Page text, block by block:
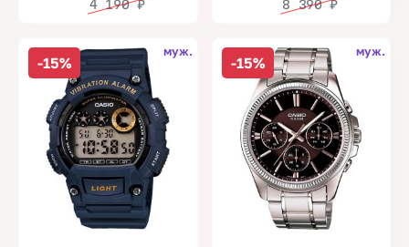
4 190₽ 8 390₽
-15%
муж.
-15%
муж.